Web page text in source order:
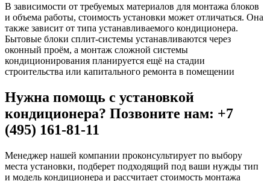
В зависимости от требуемых материалов для монтажа блоков
и объема работы, стоимость установки может отличаться. Она
также зависит от типа устанавливаемого кондиционера.
Бытовые блоки сплит-системы устанавливаются через
оконный проём, а монтаж сложной системы
кондиционирования планируется ещё на стадии
строительства или капитального ремонта в помещении
Нужна помощь с установкой
кондиционера? Позвоните нам: +7
(495) 161-81-11
Менеджер нашей компании проконсультирует по выбору
места установки, подберет подходящий под ваши нужды тип
и модель кондиционера и рассчитает стоимость монтажа